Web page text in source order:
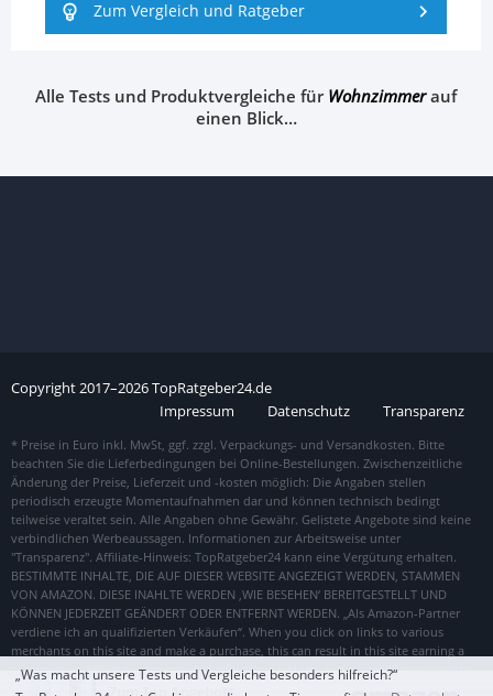
Zum Top Angebot
Zum Vergleich und Ratgeber
Alle Tests und Produktvergleiche fürWohnzimmerauf
einen Blick…
Copyright2017–2026TopRatgeber24.de
Impressum
Datenschutz Transparenz
„Was macht unsere Tests und Vergleiche besonders hilfreich?“